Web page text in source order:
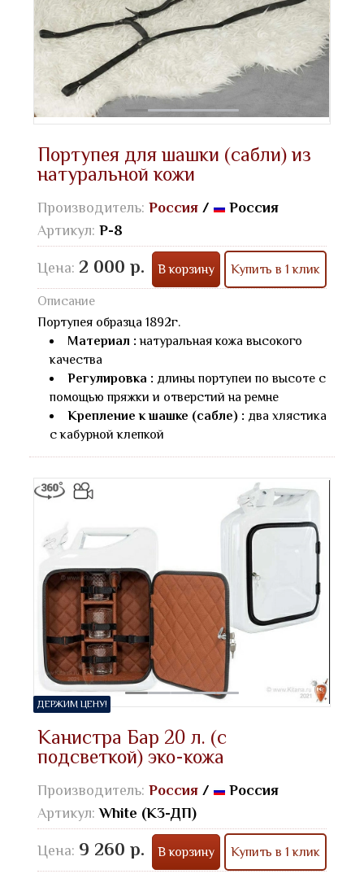
Портупея для шашки (сабли) из
натуральной кожи
Производитель: Россия /
Россия
Артикул: P-8
Цена: 2 000 р. В корзину Купить в 1 клик
Описание
Портупея образца 1892г.
Материал : натуральная кожа высокого
качества
Регулировка : длины портупеи по высоте с
помощью пряжки и отверстий на ремне
Крепление к шашке (сабле) : два хлястика
с кабурной клепкой
ДЕРЖИМ ЦЕНУ!
Канистра Бар 20 л. (с
подсветкой) эко-кожа
Производитель: Россия /
Россия
Артикул:White (К3-ДП)
Цена: 9 260 р. В корзину Купить в 1 клик